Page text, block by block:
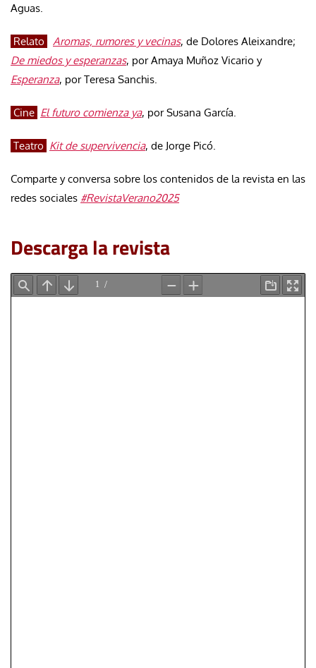
Aguas.
Relato Aromas, rumores y vecinas, de Dolores Aleixandre;
De miedos y esperanzas, por Amaya Muñoz Vicario y
Esperanza, por Teresa Sanchis.
Cine El futuro comienza ya, por Susana García.
Teatro Kit de supervivencia, de Jorge Picó.
Comparte y conversa sobre los contenidos de la revista en las
redes sociales #RevistaVerano2025
Descarga la revista